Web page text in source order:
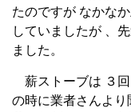
たのですが なかな
していましたが 、
ました。
薪ストーブは ３回
の時に業者さんより